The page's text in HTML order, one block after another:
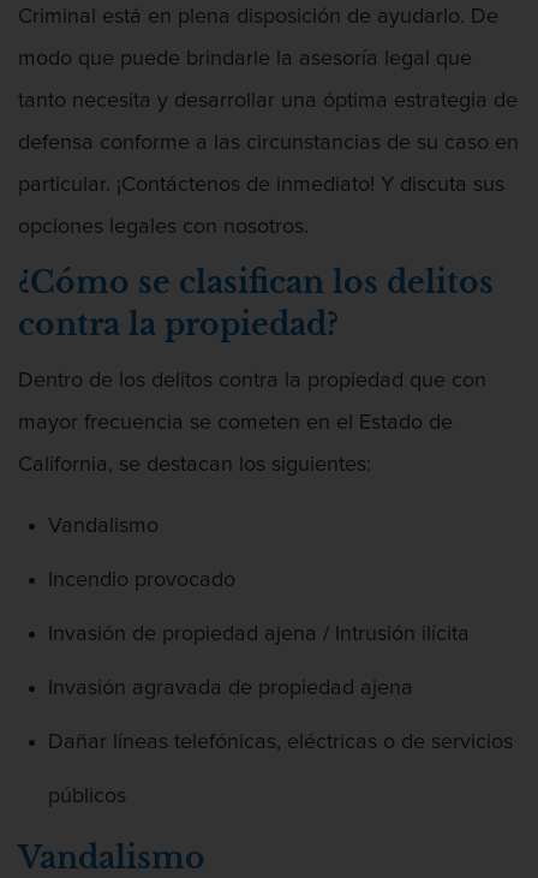
Licencia De Contabilidad
Licencia Dental
Licencia Médica
Licencia de Enfermería
Licencia Veterinaria
Defensa de Violación
Delincuencia Juvenil
Audiencias de Detención
Audiencias de Disposición
Audiencias de Transferencia
Delitos por los cuales un Menor puede
Desviación Informal Juvenil
Criminal está en plena disposición de ayudarlo. De
modo que puede brindarle la asesoría legal que
tanto necesita y desarrollar una óptima estrategia de
defensa conforme a las circunstancias de su caso en
particular. ¡Contáctenos de inmediato! Y discuta sus
opciones legales con nosotros.
¿Cómo se clasifican los delitos
contra la propiedad?
Dentro de los delitos contra la propiedad que con
mayor frecuencia se cometen en el Estado de
California, se destacan los siguientes:
Vandalismo
Incendio provocado
Invasión de propiedad ajena / Intrusión ilícita
Invasión agravada de propiedad ajena
Dañar líneas telefónicas, eléctricas o de servicios
públicos
Vandalismo